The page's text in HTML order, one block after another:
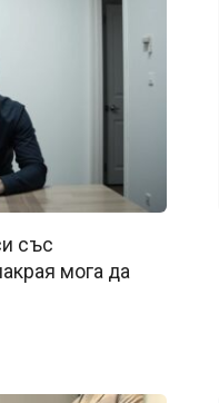
със
мога да